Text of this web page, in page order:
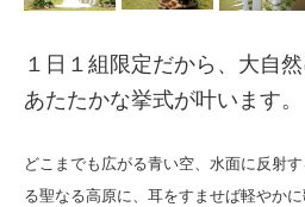
１日１組限定だから、大自
あたたかな挙式が叶います。
どこまでも広がる青い空、水面に反射
る聖なる高原に、耳をすませば軽やか